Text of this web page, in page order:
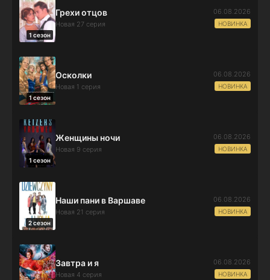
1 сезон
Грехи отцов
Новая 27 серия
06.08.2026
НОВИНКА
1 сезон
Осколки
Новая 1 серия
06.08.2026
НОВИНКА
1 сезон
Женщины ночи
Новая 9 серия
06.08.2026
НОВИНКА
2 сезон
Наши пани в Варшаве
Новая 21 серия
06.08.2026
НОВИНКА
Завтра и я
Новая 4 серия
06.08.2026
НОВИНКА